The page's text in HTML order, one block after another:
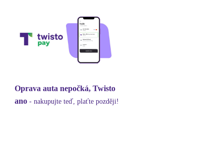
Oprava auta nepočká, Twisto
ano - nakupujte teď, plaťte později!